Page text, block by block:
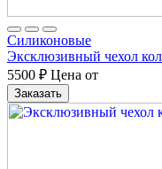
Cиликоновые
Эксклюзивный чехол
5500 ₽ Цена от
Заказать